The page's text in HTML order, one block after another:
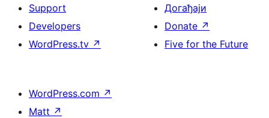
Support
Developers
WordPress.tv ↗
Догађаји
Donate ↗
Five for the Future
WordPress.com ↗
Matt ↗